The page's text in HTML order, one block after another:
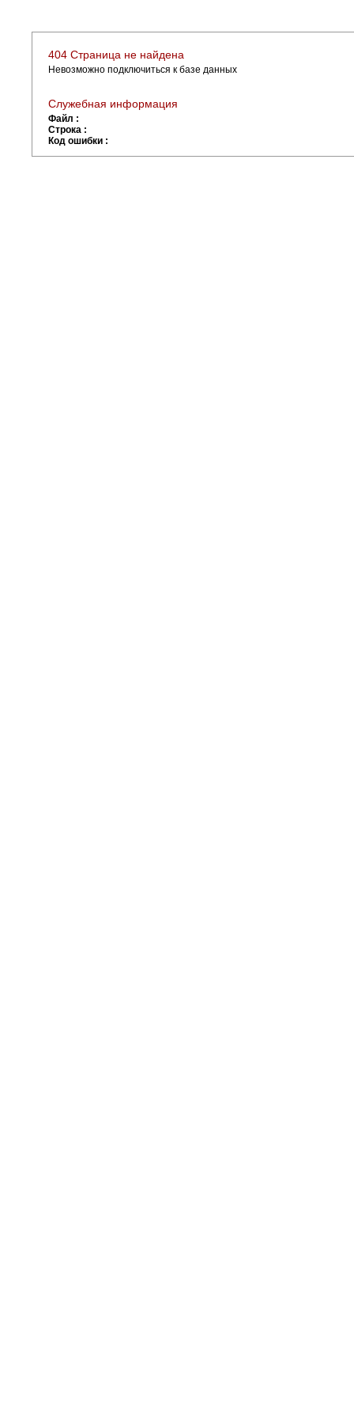
404 Страница не найдена
Невозможно подключиться к базе данных
Служебная информация
Файл :
Строка :
Код ошибки :